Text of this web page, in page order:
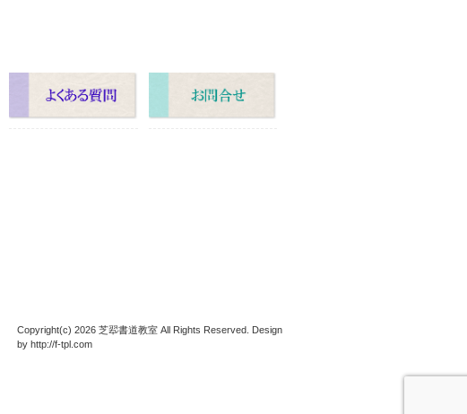
Copyright(c) 2026 芝翆書道教室 All Rights Reserved. Design
by http://f-tpl.com